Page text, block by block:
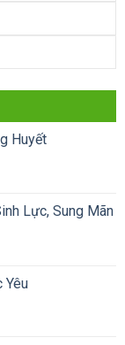
Huyết
Lực, Sung Mãn
Yêu